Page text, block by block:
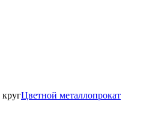
Цветной металлопрокат